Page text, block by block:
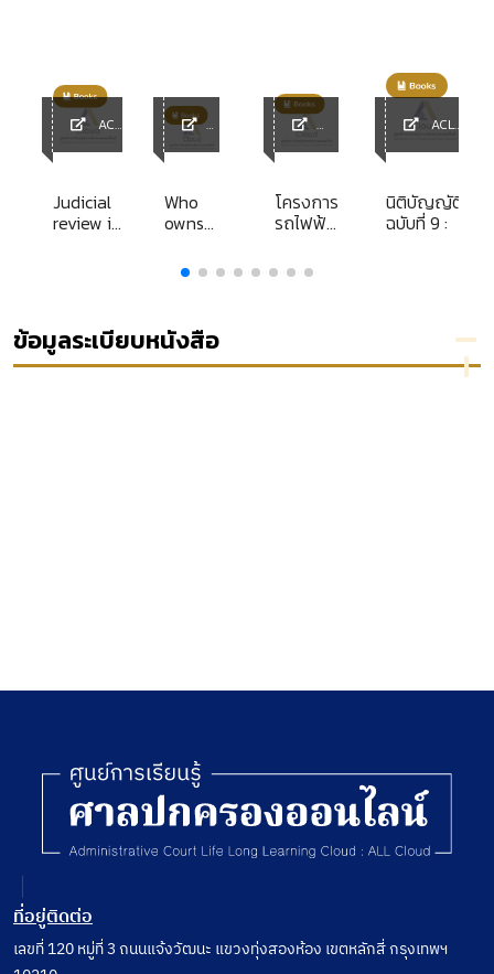
Judicial
review in
Who
owns
future
โครงการ
รถไฟฟ้า
สายเฉลิม
รัชมงคล
นิติบัญญัติ
ฉบับที่ 9 :
ข้อมูลระเบียบหนังสือ
ที่อยู่ติดต่อ
เลขที่ 120 หมู่ที่ 3 ถนนแจ้งวัฒนะ แขวงทุ่งสองห้อง เขตหลักสี่ กรุงเทพฯ